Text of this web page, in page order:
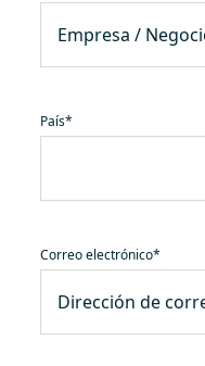
País*
Correo electrónico*